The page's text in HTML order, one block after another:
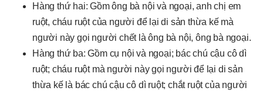
Hàng thứ hai: Gồm ông bà nội và ngoại, anh chị em
ruột, cháu ruột của người để lại di sản thừa kế mà
người này gọi người chết là ông bà nội, ông bà ngoại.
Hàng thứ ba: Gồm cụ nội và ngoại; bác chú cậu cô dì
ruột; cháu ruột mà người này gọi người để lại di sản
thừa kế là bác chú cậu cô dì ruột; chắt ruột của người